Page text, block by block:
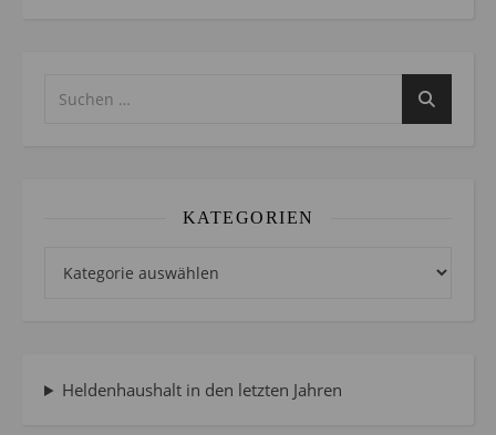
KATEGORIEN
Heldenhaushalt in den letzten Jahren